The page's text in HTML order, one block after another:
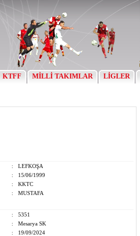
KTFF MİLLİ TAKIMLAR LİGLER
:
LEFKOŞA
:
15/06/1999
:
KKTC
: MUSTAFA
:
5351
:
Mesarya SK
:
19/09/2024